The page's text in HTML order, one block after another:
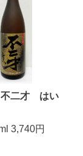
二才 はい
3,740円